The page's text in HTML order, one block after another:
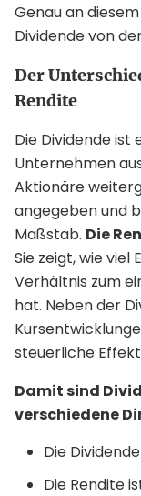
Genau an
Dividende von
Der
Rendite
Die Dividende ist
Unternehmen
Aktionäre
angegeben und
Maßstab. Die
Sie zeigt, wie viel
Verhältnis zum
hat. Neben der
steuerliche
Damit sind
verschiedene
Die
Die Rendite